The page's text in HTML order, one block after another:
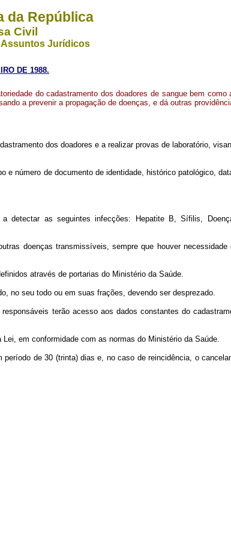
da República
Civil
Jurídicos
DE 1988.
do cadastramento dos doadores de sangue bem
a prevenir a propagação de doenças, e dá outras
dos doadores e a realizar provas de laboratório,
número de documento de identidade, histórico patológico,
detectar as seguintes infecções: Hepatite B, Sífilis,
doenças transmissíveis, sempre que houver
através de portarias do Ministério da Saúde.
no seu todo ou em suas frações, devendo ser desprezado.
terão acesso aos dados constantes do
em conformidade com as normas do Ministério da Saúde.
de 30 (trinta) dias e, no caso de reincidência, o